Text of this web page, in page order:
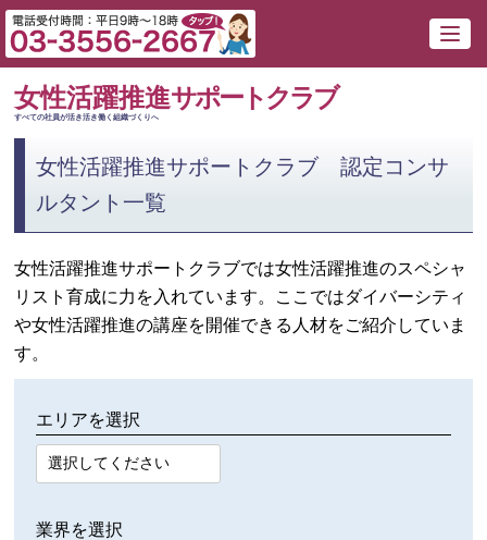
女性活躍推進サポートクラブ
すべての社員が活き活き働く組織づくりへ
女性活躍推進サポートクラブ 認定コンサ
ルタント一覧
女性活躍推進サポートクラブでは女性活躍推進のスペシャ
リスト育成に力を入れています。ここではダイバーシティ
や女性活躍推進の講座を開催できる人材をご紹介していま
す。
エリアを選択
業界を選択